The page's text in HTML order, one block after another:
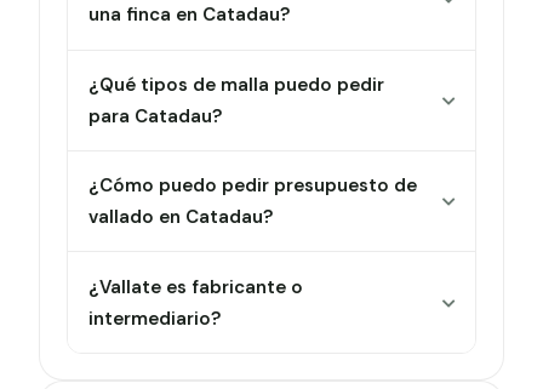
una finca en Catadau?
¿Qué tipos de malla puedo pedir
para Catadau?
¿Cómo puedo pedir presupuesto de
vallado en Catadau?
¿Vallate es fabricante o
intermediario?